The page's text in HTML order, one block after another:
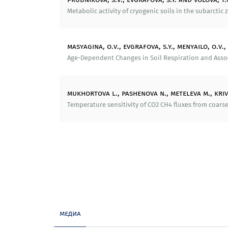
особенностях процессов
Технический университет,
характерных особенностях почвенных
дендрохронологического анализа
мерзлотных экосистем в криолитозоне
РАЭ (Российской Антарктической
Metabolic activity of cryogenic soils in the subarctic
masyagina, o.v., evgrafova, s.y., menyailo,
Age-Dependent Changes in Soil Respiration and
mukhortova l., pashenova n., meteleva m.,
Temperature sensitivity of CO2 CH4 fluxes from
медиа